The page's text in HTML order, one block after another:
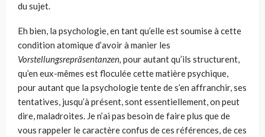
du sujet.
Eh bien, la psychologie, en tant qu’elle est soumise à cette
condition atomique d’avoir à manier les
Vorstellungsrepräsentanzen, pour autant qu’ils structurent,
qu’en eux-mêmes est floculée cette matière psychique,
pour autant que la psychologie tente de s’en affranchir, ses
tentatives, jusqu’à présent, sont essentiellement, on peut
dire, maladroites. Je n’ai pas besoin de faire plus que de
vous rappeler le caractère confus de ces réfé­rences, de ces